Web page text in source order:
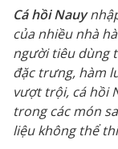
Cá hồi Nauy
của nhiều nhà
người tiêu dùng
đặc trưng, hàm
vượt trội, cá hồi
trong các món
liệu không thể